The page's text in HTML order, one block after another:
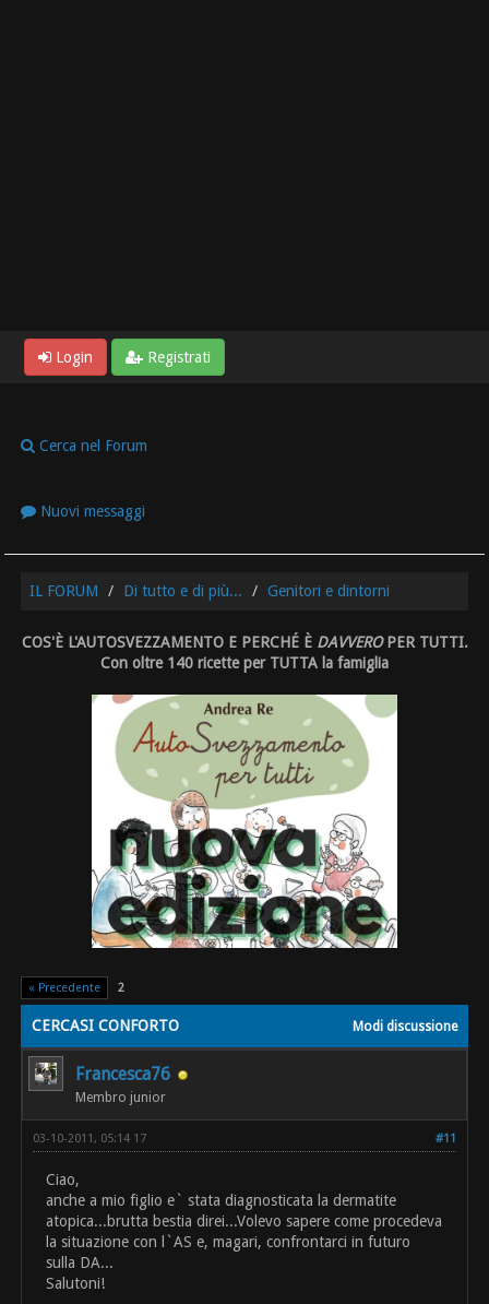
Login Registrati
Cerca nel Forum
Nuovi messaggi
IL FORUM Di tutto e di più... Genitori e dintorni
COS'È L'AUTOSVEZZAMENTO E PERCHÉ È DAVVEROPER TUTTI.
Con oltre 140 ricette per TUTTA la famiglia
« Precedente 2
Modi discussione
CERCASI CONFORTO
Francesca76
Membro junior
#11
03-10-2011, 05:14 17
Ciao,
anche a mio figlio e` stata diagnosticata la dermatite
atopica...brutta bestia direi...Volevo sapere come procedeva
la situazione con l`AS e, magari, confrontarci in futuro
sulla DA...
Salutoni!